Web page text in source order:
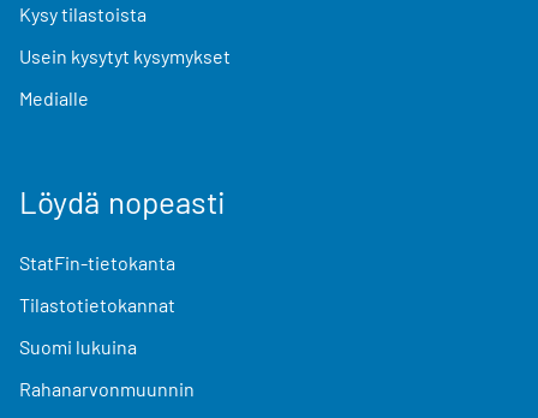
Kysy tilastoista
Usein kysytyt kysymykset
Medialle
Löydä nopeasti
StatFin-tietokanta
Tilastotietokannat
Suomi lukuina
Rahanarvonmuunnin